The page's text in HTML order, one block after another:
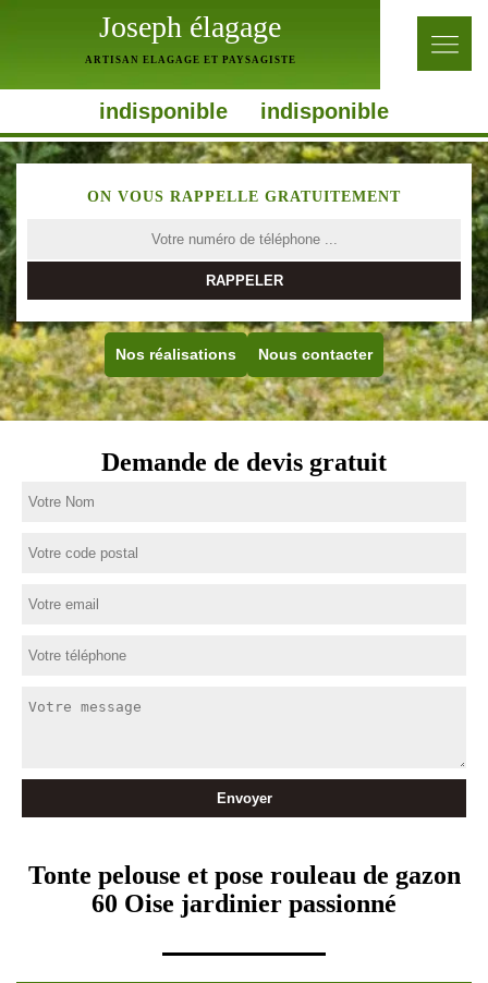
Joseph élagage
ARTISAN ELAGAGE ET PAYSAGISTE
indisponible indisponible
ON VOUS RAPPELLE GRATUITEMENT
Nos réalisations Nous contacter
Demande de devis gratuit
Tonte pelouse et pose rouleau de gazon
60 Oise jardinier passionné